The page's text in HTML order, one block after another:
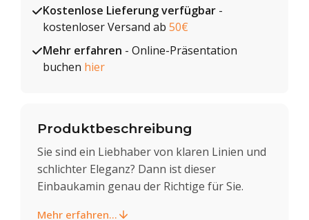
Kostenlose Lieferung verfügbar -
kostenloser Versand ab 50€
Mehr erfahren - Online-Präsentation
buchen hier
Produktbeschreibung
Sie sind ein Liebhaber von klaren Linien und
schlichter Eleganz? Dann ist dieser
Einbaukamin genau der Richtige für Sie.
Mehr erfahren...